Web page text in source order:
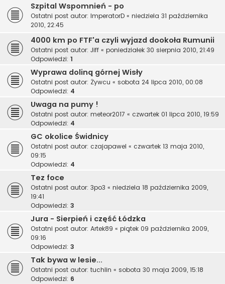
Szpital Wspomnień - po
Ostatni post autor: ImperatorD « niedziela 31 października
2010, 22:45
4000 km po FTF'a czyli wyjazd dookoła Rumunii
Ostatni post autor: Jiff « poniedziałek 30 sierpnia 2010, 21:49
Odpowiedzi: 1
Wyprawa doliną górnej Wisły
Ostatni post autor: Żywcu « sobota 24 lipca 2010, 00:08
Odpowiedzi: 4
Uwaga na pumy !
Ostatni post autor: meteor2017 « czwartek 01 lipca 2010, 19:59
Odpowiedzi: 4
GC okolice Świdnicy
Ostatni post autor: czajapawel « czwartek 13 maja 2010,
09:15
Odpowiedzi: 4
Tez foce
Ostatni post autor: 3po3 « niedziela 18 października 2009,
19:41
Odpowiedzi: 3
Jura - Sierpień i część Łódzka
Ostatni post autor: Artek89 « piątek 09 października 2009,
09:16
Odpowiedzi: 3
Tak bywa w lesie...
Ostatni post autor: tuchlin « sobota 30 maja 2009, 15:18
Odpowiedzi: 6